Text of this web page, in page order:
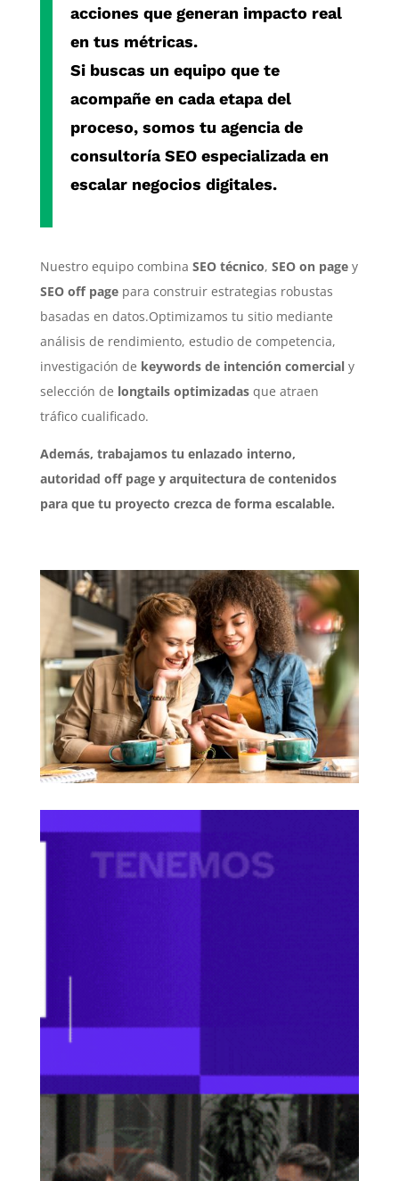
acciones que generan impacto real
en tus métricas.
Si buscas un equipo que te
acompañe en cada etapa del
proceso, somos tu agencia de
consultoría SEO especializadaen
escalar negocios digitales.
Nuestro equipo combina SEO técnico, SEO on pagey
SEO off pagepara construir estrategias robustas
basadas en datos.Optimizamos tu sitio mediante
análisis de rendimiento, estudio de competencia,
investigación de keywords de intención comercialy
selección de longtails optimizadasque atraen
tráfico cualificado.
Además, trabajamos tu enlazado interno,
autoridad off page y arquitectura de contenidos
para que tu proyecto crezca de forma escalable.